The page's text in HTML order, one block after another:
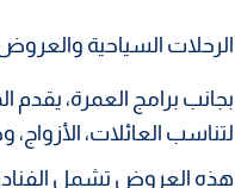
الرحلات السياحية
بجانب برامج العمرة،
لتناسب العائلات، الأزواج،
هذه العروض تشمل